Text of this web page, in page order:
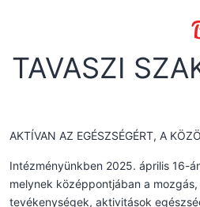
TAVASZI
AKTÍVAN AZ EGÉSZSÉGÉRT, A
Intézményünkben 2025. április 16-
melynek középpontjában a
tevékenységek, aktivitások